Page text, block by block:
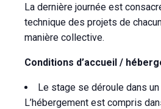
La dernière journée est
technique des projets de
manière collective.
Conditions d’accueil /
Le stage se déroule dans
L’hébergement est compris